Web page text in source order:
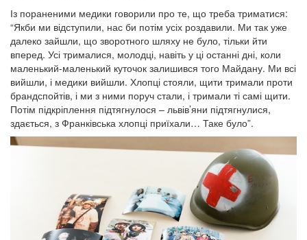
Із пораненими медики говорили про те, що треба триматися:
“Якби ми відступили, нас би потім усіх роздавили. Ми так уже
далеко зайшли, що зворотного шляху не було, тільки йти
вперед. Усі трималися, молодці, навіть у ці останні дні, коли
маленький-маленький куточок залишився того Майдану. Ми всі
вийшли, і медики вийшли. Хлопці стояли, щити тримали проти
брандспойтів, і ми з ними поруч стали, і тримали ті самі щити.
Потім підкріплення підтягнулося – львів’яни підтягнулися,
здається, з Франківська хлопці приїхали… Таке було”.